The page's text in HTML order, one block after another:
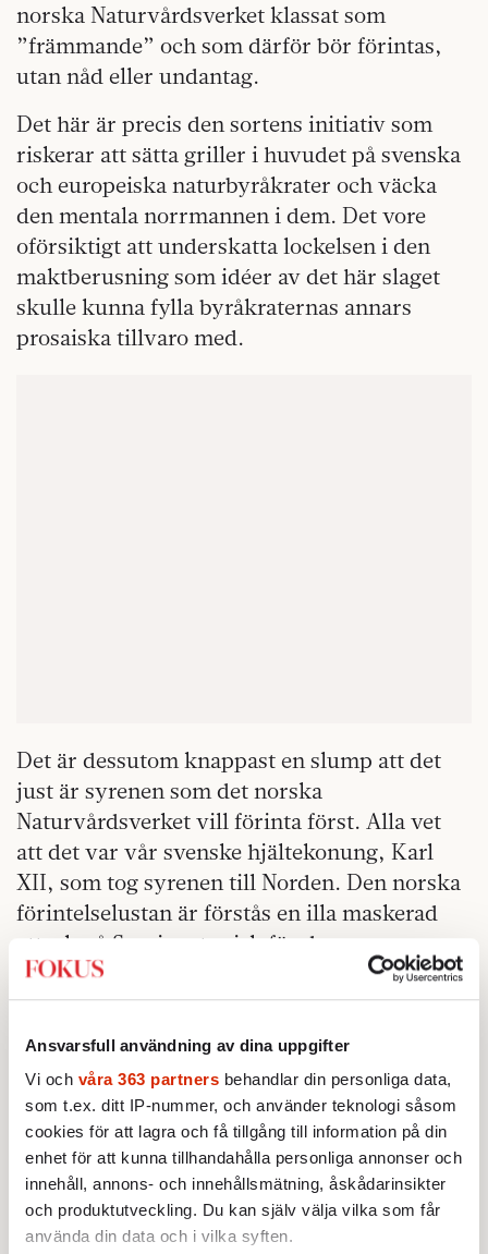
Ansvarsfull användning av dina uppgifter
Vi och våra 363 partners behandlar din personliga data,
som t.ex. ditt IP-nummer, och använder teknologi såsom
cookies för att lagra och få tillgång till information på din
enhet för att kunna tillhandahålla personliga annonser och
innehåll, annons- och innehållsmätning, åskådarinsikter
och produktutveckling. Du kan själv välja vilka som får
använda din data och i vilka syften.
norska Naturvårdsverket klassat som
”främmande” och som därför bör förintas,
utan nåd eller undantag.
Det här är precis den sortens initiativ som
riskerar att sätta griller i huvudet på svenska
och europeiska naturbyråkrater och väcka
den mentala norrmannen i dem. Det vore
oförsiktigt att underskatta lockelsen i den
maktberusning som idéer av det här slaget
skulle kunna fylla byråkraternas annars
prosaiska tillvaro med.
Det är dessutom knappast en slump att det
just är syrenen som det norska
Naturvårdsverket vill förinta först. Alla vet
att det var vår svenske hjältekonung, Karl
XII, som tog syrenen till Norden. Den norska
förintelselustan är förstås en illa maskerad
attack på Sverige, typisk för de
petroleumstinna och långsinta norrmännen
så här 120 år efter unionsupplösningen.
Kanske är det den allt svagare norska valutan
som väckt deras hämndlystenhet, men vad
det än beror på kan vi inte bara stillatigande
se på. Vad blir nästa norska
utrotningsobjekt? Kåldolmarna?
Om Norge går vidare med detta initiativ
kräver det ett klart och bestämt svar från vår